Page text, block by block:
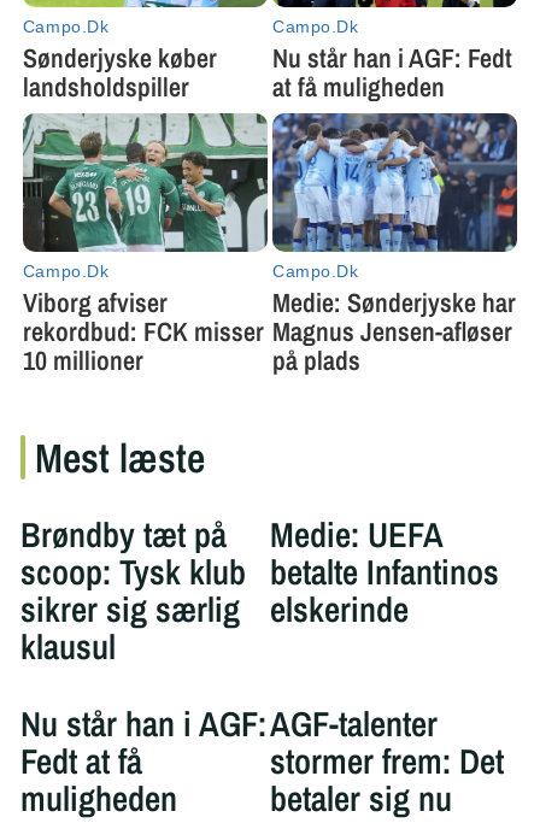
Mest læste
Brøndby tæt på
scoop: Tysk klub
sikrer sig særlig
klausul
Medie: UEFA
betalte Infantinos
elskerinde
Nu står han i AGF:
Fedt at få
muligheden
AGF-talenter
stormer frem: Det
betaler sig nu